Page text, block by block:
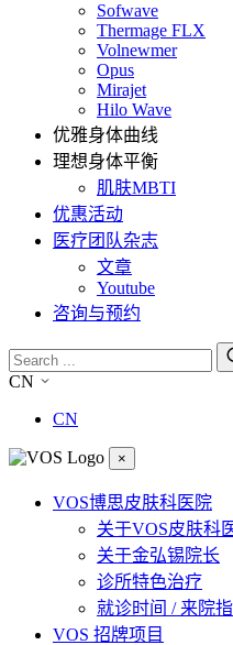
Sofwave
Thermage FLX
Volnewmer
Opus
Mirajet
Hilo Wave
优雅身体曲线
理想身体平衡
肌肤MBTI
优惠活动
医疗团队杂志
文章
Youtube
咨询与预约
CN
CN
×
VOS博思皮肤科医院
关于VOS皮肤科
关于金弘锡院长
诊所特色治疗
就诊时间 / 来院
VOS 招牌项目